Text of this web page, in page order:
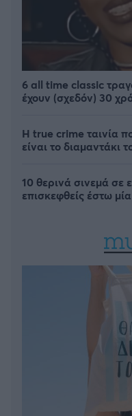
6 all time classic
έχουν (σχεδόν) 30
Η true crime ταινία
είναι το διαμαντάκι
10 θερινά σινεμά σε
επισκεφθείς έστω